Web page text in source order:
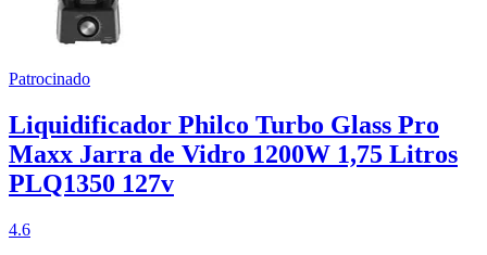
Patrocinado
Liquidificador Philco Turbo Glass Pro
Maxx Jarra de Vidro 1200W 1,75 Litros
PLQ1350 127v
4.6